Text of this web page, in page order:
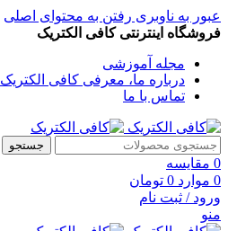
عبور به ناوبری رفتن به محتوای اصلی
فروشگاه اینترنتی کافی الکتریک
مجله آموزشی
درباره ما، معرفی کافی الکتریک
تماس با ما
جستجو
0 مقایسه
0 موارد 0 تومان
ورود / ثبت نام
منو